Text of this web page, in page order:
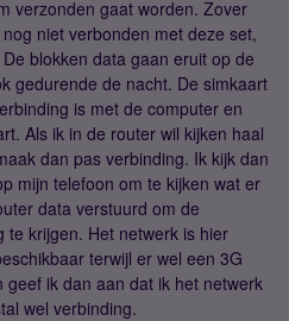
verzonden gaat worden. Zover
niet verbonden met deze set,
blokken data gaan eruit op de
gedurende de nacht. De simkaart
is met de computer en
Als ik in de router wil kijken haal
dan pas verbinding. Ik kijk dan
mijn telefoon om te kijken wat er
data verstuurd om de
krijgen. Het netwerk is hier
terwijl er wel een 3G
ik dan aan dat ik het netwerk
wel verbinding.